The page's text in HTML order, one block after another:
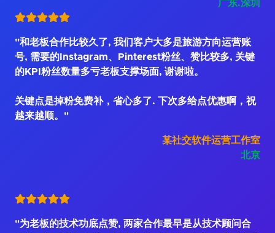
广东.深圳
"和老板合作比较久了, 我们客户大多是旅游方向运营账
号, 需要的Instagram、Pinterest粉丝、赞比较多, 关键
的KPI粉丝数量多亏老板支撑场面, 谢谢啦。
关键点是掉粉免费补，省心多了. 下次多给点优惠啊，祝
越来越顺。"
某社交软件运营工作室
北京
"为老板的技术功底点赞, 两家合作最早是从技术顾问合